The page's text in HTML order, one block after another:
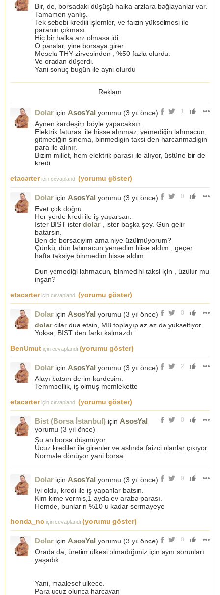
Bir, de, borsadaki düşüşü halka arzlara bağlayanlar var.
Tamamen yanlış.
Tek sebebi kredili işlemler, ve faizin yükselmesi ile
paranın çıkması.
Hiç bir halka arz olmasa idi.
O paralar, yine borsaya girer.
Mesela THY zirvesinden , %50 fazla olurdu.
Ve oradan düşerdi.
Yani sonuç bugün ile ayni olurdu
Reklam
1
Dolar için AsosYal yorumu (3 yıl önce)
Aynen kardeşim böyle yapacaksın.
Elektrik faturası ile hisse alınmaz, yemediğin lahmacun,
gitmediğin sinema, binmedigin taksi den harcanmadigin
para ile alınır.
Bizim millet, hem elektrik parası ile alıyor, üstüne bir de
kredi
etacarteriçin cevaplandı (yorumu göster)
0
Dolar için AsosYal yorumu (3 yıl önce)
Evet çok doğru.
Her yerde kredi ile iş yaparsan.
İster BIST ister dolar, ister başka şey. Gun gelir
batarsin.
Ben de borsacıyim ama niye üzülmüyorum?
Çünkü, dün lahmacun yemedim hiise aldım , geçen
hafta taksiye binmedim hisse aldım.
Dun yemediği lahmacun, binmedihi taksi için , üzülur mu
inşan?
etacarteriçin cevaplandı (yorumu göster)
0
Dolar için AsosYal yorumu (3 yıl önce)
dolarcilar dua etsin, MB toplayıp az az da yukseltiyor.
Yoksa, BIST den farkı kalmazdı
BenUmut için cevaplandı (yorumu göster)
2
Dolar için AsosYal yorumu (3 yıl önce)
Alayı batsın derim kardesim.
Temmbellik, iş olmuş memlekette
etacarteriçin cevaplandı (yorumu göster)
0
Bist (Borsa İstanbul) için AsosYal
yorumu (3 yıl önce)
Şu an borsa düşmüyor.
Ucuz krediler ile girenler ve aslında faizci olanlar çıkıyor.
Normale dönüyor yani borsa
0
Dolar için AsosYal yorumu (3 yıl önce)
İyi oldu, kredi ile iş yapanlar batsın.
Kim kime vermis,1 ayda ev araba parası.
Hemde, bunların %10 u kadar sermayeye
honda_nc için cevaplandı (yorumu göster)
0
Dolar için AsosYal yorumu (3 yıl önce)
Orada da, üretim ülkesi olmadığımiz için aynı sorunları
yaşadık.
Yani, maalesef ulkece.
Para ucuz olunca harcayan